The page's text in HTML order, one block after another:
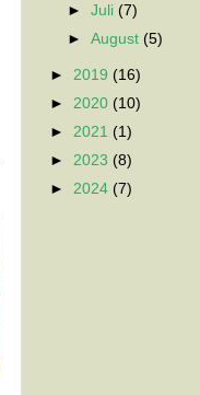
►Juli(7)
►August(5)
► 2019 (16)
► 2020 (10)
► 2021 (1)
► 2023 (8)
► 2024 (7)